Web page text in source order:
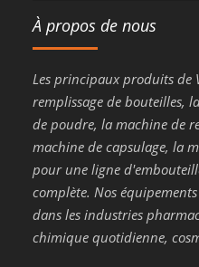
À propos de nous
Les principaux produits de
remplissage de bouteilles,
de poudre, la machine de
machine de capsulage, la
pour une ligne
complète. Nos
dans les industries
chimique quotidienne,